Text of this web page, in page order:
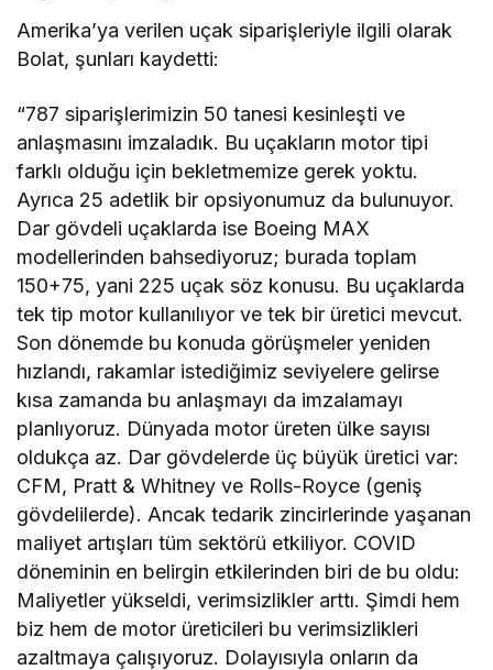
Amerika’ya verilen uçak siparişleriyle ilgili olarak
Bolat, şunları kaydetti:
“787 siparişlerimizin 50 tanesi kesinleşti ve
anlaşmasını imzaladık. Bu uçakların motor tipi
farklı olduğu için bekletmemize gerek yoktu.
Ayrıca 25 adetlik bir opsiyonumuz da bulunuyor.
Dar gövdeli uçaklarda ise Boeing MAX
modellerinden bahsediyoruz; burada toplam
150+75, yani 225 uçak söz konusu. Bu uçaklarda
tek tip motor kullanılıyor ve tek bir üretici mevcut.
Son dönemde bu konuda görüşmeler yeniden
hızlandı, rakamlar istediğimiz seviyelere gelirse
kısa zamanda bu anlaşmayı da imzalamayı
planlıyoruz. Dünyada motor üreten ülke sayısı
oldukça az. Dar gövdelerde üç büyük üretici var:
CFM, Pratt & Whitney ve Rolls-Royce (geniş
gövdelilerde). Ancak tedarik zincirlerinde yaşanan
maliyet artışları tüm sektörü etkiliyor. COVID
döneminin en belirgin etkilerinden biri de bu oldu:
Maliyetler yükseldi, verimsizlikler arttı. Şimdi hem
biz hem de motor üreticileri bu verimsizlikleri
azaltmaya çalışıyoruz. Dolayısıyla onların da